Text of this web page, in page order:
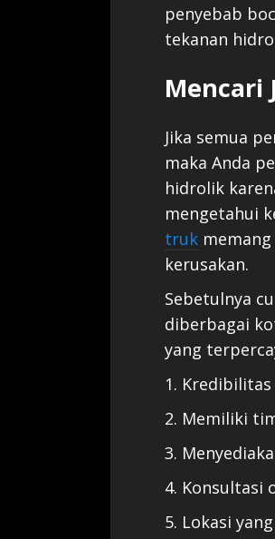
penyebab
tekanan
Mencari
Jika semua
maka Anda
hidrolik
mengetahui
truk
kerusakan.
Sebetulnya
diberbagai
yang
1.
2. Memiliki
3.
4. Konsultasi
5. Lokasi